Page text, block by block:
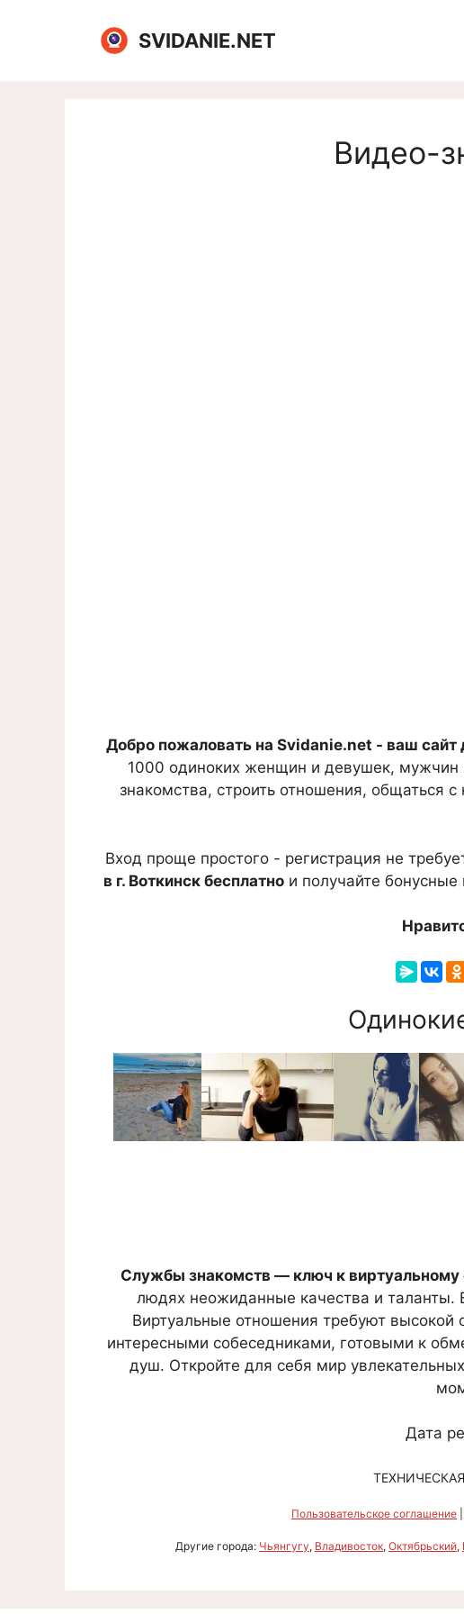
содержимому
SVIDANIE.NET
Видео-
Добро пожаловать на Svidanie.net - ваш сайт
1000 одиноких женщин и девушек, мужчин
знакомства, строить отношения, общаться
Вход проще простого - регистрация не
в г. Воткинск бесплатнои получайте бонусные
Службы знакомств — ключ к виртуальному
людях неожиданные качества и таланты.
Виртуальные отношения требуют высокой
интересными собеседниками, готовыми к
душ. Откройте для себя мир
Дата
Пользовательское соглашение
Другие города: Чьянгугу, Владивосток, Октябрьский,